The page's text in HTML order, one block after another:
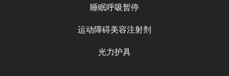
睡眠呼吸暂停
运动障碍美容注射剂
光力护具